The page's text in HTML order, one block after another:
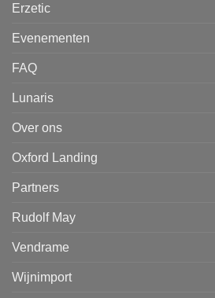
Erzetic
Evenementen
FAQ
Lunaris
Over ons
Oxford Landing
Partners
Rudolf May
Vendrame
Wijnimport